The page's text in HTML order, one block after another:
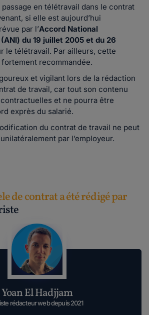
en télétravail dans le contrat
si elle est aujourd’hui
par l’Accord National
du 19 juillet 2005 et du 26
le télétravail. Par ailleurs, cette
recommandée.
et vigilant lors de la rédaction
de travail, car tout son contenu
et ne pourra être
exprès du salarié.
du contrat de travail ne peut
par l’employeur.
de contrat a été rédigé par
Yoan El Hadjjam
rédacteur web depuis 2021